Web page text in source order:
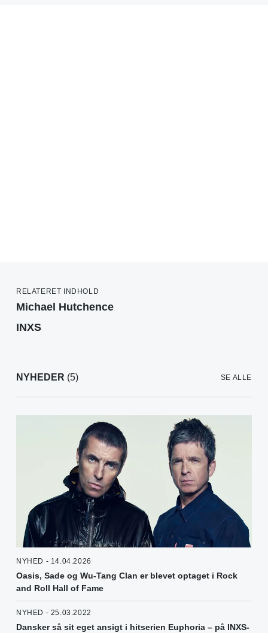
RELATERET INDHOLD
Michael Hutchence
INXS
NYHEDER (5) SE ALLE
NYHED - 14.04.2026
Oasis, Sade og Wu-Tang Clan er blevet optaget i Rock
and Roll Hall of Fame
NYHED - 25.03.2022
Dansker så sit eget ansigt i hitserien Euphoria – på INXS-